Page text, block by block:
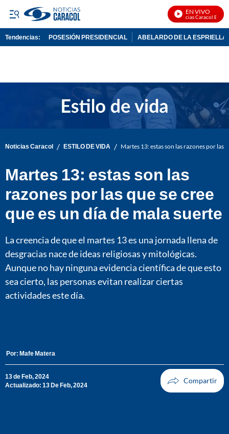
EN VIVO
Noticias Caracol En Vivo
Tendencias: POSESIÓN PRESIDENCIAL ABELARDO DE LA ESPRIELLA
Noticias Caracol / ESTILO DE VIDA / Martes 13: estas son las razones por las
Martes 13: estas son las
razones por las que se cree
que es un día de mala suerte
La creencia de que el martes 13 es una jornada llena de
desgracias nace de ideas religiosas y mitológicas.
Aunque no hay ninguna evidencia científica de que esto
sea cierto, las personas evitan realizar ciertas
actividades este día.
Por: Mafe Matera
13 de Feb, 2024
Actualizado: 13 De Feb, 2024